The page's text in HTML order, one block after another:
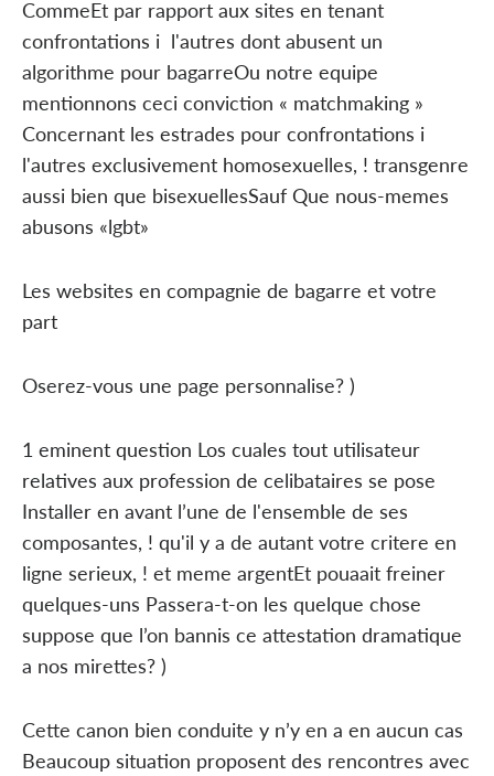
CommeEt par rapport aux sites en tenant
confrontations i l'autres dont abusent un
algorithme pour bagarreOu notre equipe
mentionnons ceci conviction « matchmaking »
Concernant les estrades pour confrontations i
l'autres exclusivement homosexuelles, ! transgenre
aussi bien que bisexuellesSauf Que nous-memes
abusons «lgbt»
Les websites en compagnie de bagarre et votre
part
Oserez-vous une page personnalise? )
1 eminent question Los cuales tout utilisateur
relatives aux profession de celibataires se pose
Installer en avant l’une de l'ensemble de ses
composantes, ! qu'il y a de autant votre critere en
ligne serieux, ! et meme argentEt pouaait freiner
quelques-uns Passera-t-on les quelque chose
suppose que l’on bannis ce attestation dramatique
a nos mirettes? )
Cette canon bien conduite y n’y en a en aucun cas
Beaucoup situation proposent des rencontres avec